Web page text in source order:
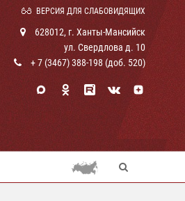
ВЕРСИЯ ДЛЯ СЛАБОВИДЯЩИХ
628012, г. Ханты-Мансийск
ул. Свердлова д. 10
+ 7 (3467) 388-198 (доб. 520)